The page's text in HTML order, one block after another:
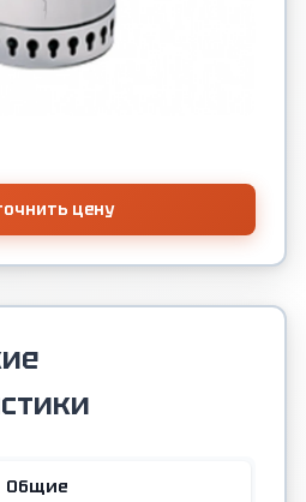
цену
Общие